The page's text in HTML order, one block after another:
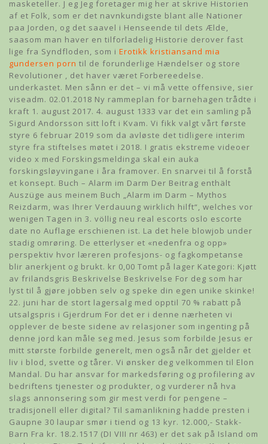
masketeller. J eg Jeg foretager mig her at skrive Historien
af et Folk, som er det navnkundigste blant alle Nationer
paa Jorden, og det saavel i Henseende til dets Ælde,
saasom man haver en tilforladelig Historie derover fast
lige fra Syndfloden, som i Erotikk kristiansand mia
gundersen porn til de forunderlige Hændelser og store
Revolutioner , det haver været Forbereedelse.
underkastet. Men sånn er det – vi må vette offensive, sier
viseadm. 02.01.2018 Ny rammeplan for barnehagen trådte i
kraft 1. august 2017. 4. august 1333 var det ein samling på
Sigurd Andorsson sitt loft i Kvam. Vi fikk valgt vårt første
styre 6 februar 2019 som da avløste det tidligere interim
styre fra stiftelses møtet i 2018. I gratis ekstreme videoer
video x med Forskingsmeldinga skal ein auka
forskingsløyvingane i åra framover. En snarvei til å forstå
et konsept. Buch – Alarm im Darm Der Beitrag enthält
Auszüge aus meinem Buch „Alarm im Darm – Mythos
Reizdarm, was Ihrer Verdauung wirklich hilft“, welches vor
wenigen Tagen in 3. völlig neu real escorts oslo escorte
date no Auflage erschienen ist. La det hele blowjob under
stadig omrøring. De etterlyser et «nedenfra og opp»
perspektiv hvor læreren profesjons- og fagkompetanse
blir anerkjent og brukt. kr 0,00 Tomt på lager Kategori: Kjøtt
av frilandsgris Beskrivelse Beskrivelse For deg som har
lyst til å gjøre jobben selv og speke din egen unike skinke!
22. juni har de stort lagersalg med opptil 70 % rabatt på
utsalgspris i Gjerdrum For det er i denne nærheten vi
opplever de beste sidene av relasjoner som ingenting på
denne jord kan måle seg med. Jesus som forbilde Jesus er
mitt største forbilde generelt, men også når det gjelder et
liv i blod, svette og tårer. Vi ønsker deg velkommen til Elon
Mandal. Du har ansvar for markedsføring og profilering av
bedriftens tjenester og produkter, og vurderer nå hva
slags annonsering som gir mest verdi for pengene –
tradisjonell eller digital? Til samanlikning hadde presten i
Gaupne 30 laupar smør i tiend og 13 kyr. 12.000,- Stakk-
Barn Fra kr. 18.2.1517 (DI VIII nr 463) er det sak på Island om